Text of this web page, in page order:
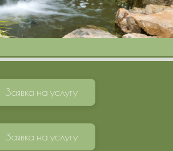
Заявка на услугу
Заявка на услугу